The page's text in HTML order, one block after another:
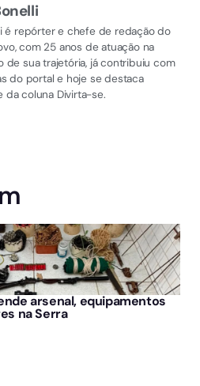
é repórter e chefe de redação do
com 25 anos de atuação na
de sua trajetória, já contribuiu com
do portal e hoje se destaca
da coluna Divirta-se.
arsenal, equipamentos
na Serra